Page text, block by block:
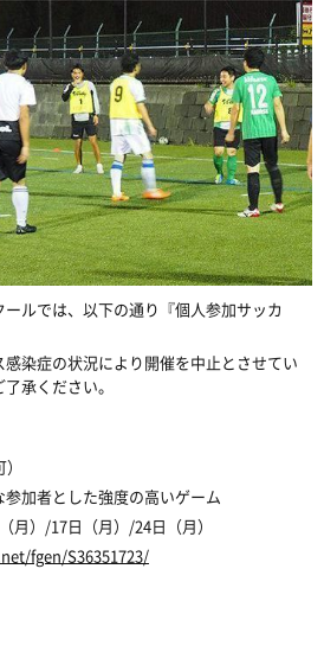
ルでは、以下の通り『個人参加サッカ
染症の状況により開催を中止とさせてい
承ください。
加者とした強度の高いゲーム
月）/17日（月）/24日（月）
fgen/S36351723/